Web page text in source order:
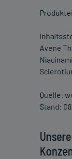
Avene
Quelle:
Stand: